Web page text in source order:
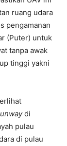
ruang udara
pengamanan
(Puter) untuk
tanpa awak
tinggi yakni
di
pulau
di pulau